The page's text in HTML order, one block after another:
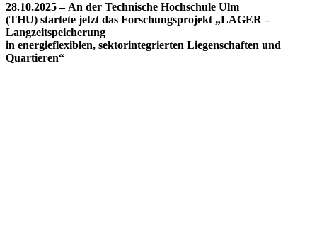
28.10.2025 – An der Technische Hochschule Ulm
(THU) startete jetzt das Forschungsprojekt „LAGER –
Langzeitspeicherung
in energieflexiblen, sektorintegrierten Liegenschaften und
Quartieren“